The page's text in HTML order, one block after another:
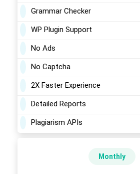
Grammar Checker
WP Plugin Support
No Ads
No Captcha
2X Faster Experience
Detailed Reports
Plagiarism APIs
Monthly